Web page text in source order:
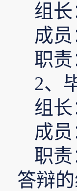
组长
成
职
2、
组
成
职
答辩的